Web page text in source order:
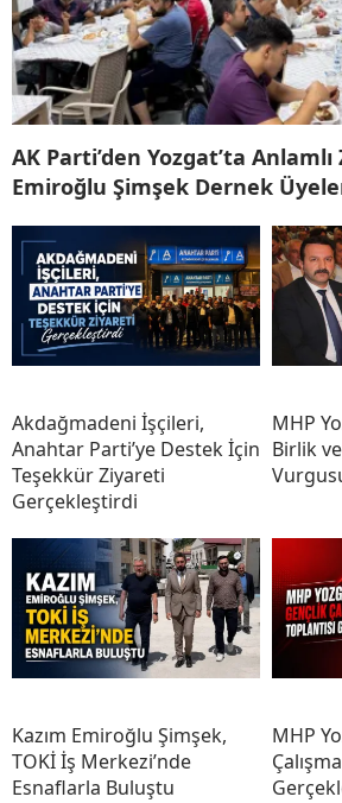
AK Parti’den Yozgat’ta
Emiroğlu Şimşek Dernek
Akdağmadeni İşçileri,
Anahtar Parti’ye Destek İçin
Teşekkür Ziyareti
Gerçekleştirdi
MHP
Birlik
Kazım Emiroğlu Şimşek,
TOKİ İş Merkezi’nde
Esnaflarla Buluştu
MHP